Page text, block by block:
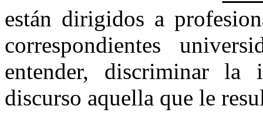
están dirigidos a
correspondientes
entender, discriminar
discurso aquella que le